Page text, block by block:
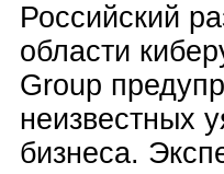
Российский
области
Group
неизвестных
бизнеса.